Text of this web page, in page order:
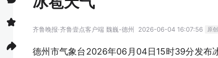
齐鲁晚报·齐鲁壹点客户端 魏巍-德州 2026-06-04 16:07:56 原创
德州市气象台2026年06月04日15时39分发布